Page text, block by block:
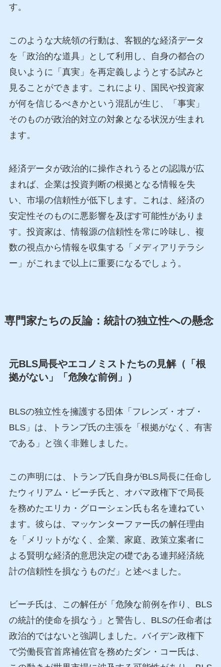
す。
このような大統領の行動は、客観的な経済データ
を「政治的な道具」として利用し、自身の都合の
良いように「真実」を再定義しようとする試みと
見ることができます。これにより、国民や投資家
が何を信じるべきかという混乱が生じ、「事実」
そのものが政治的対立の対象となる状況が生まれ
ます。
経済データが政治的に操作されうるとの認識が広
まれば、企業は投資判断の根拠となる情報を失
い、市場の信頼性が低下します。これは、経済の
安定性そのものに悪影響を及ぼす可能性がありま
す。投資家は、情報源の信頼性を常に吟味し、複
数の視点から情報を収集する「メディアリテラシ
ー」がこれまで以上に重要になるでしょう。
専門家たちの反論：統計の独立性への懸念
元BLS局長やエコノミストたちの見解（「根
拠がない」「危険な前例」）
BLSの独立性を擁護する団体「フレンズ・オブ・
BLS」は、トランプ氏の主張を「根拠がなく、有害
である」と強く非難しました。
この声明には、トランプ氏自身がBLS局長に任命し
たウィリアム・ビーチ氏と、オバマ政権下で局長
を務めたエリカ・グローシェン氏も名を連ねてい
ます。彼らは、マッケンターファー氏の解任理由
を「メリットがなく、企業、家庭、政策立案者に
よる賢明な経済的意思決定の礎である連邦経済統
計の信頼性を損なうものだ」と述べました。
ビーチ氏は、この解任が「危険な前例を作り、BLS
の統計的使命を損なう」と警告し、BLSの任命者は
政治的ではないと強調しました。バイデン政権下
で労働長官首席補佐官を務めたダン・コー氏は、